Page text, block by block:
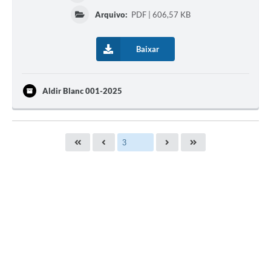
Arquivo: PDF | 606,57 KB
Baixar
Aldir Blanc 001-2025